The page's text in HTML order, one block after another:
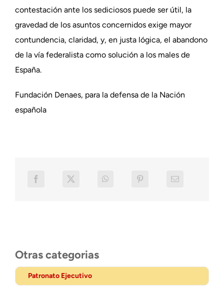
contestación ante los sediciosos puede ser útil, la
gravedad de los asuntos concernidos exige mayor
contundencia, claridad, y, en justa lógica, el abandono
de la vía federalista como solución a los males de
España.
Fundación Denaes, para la defensa de la Nación
española
Otras categorias
Patronato Ejecutivo